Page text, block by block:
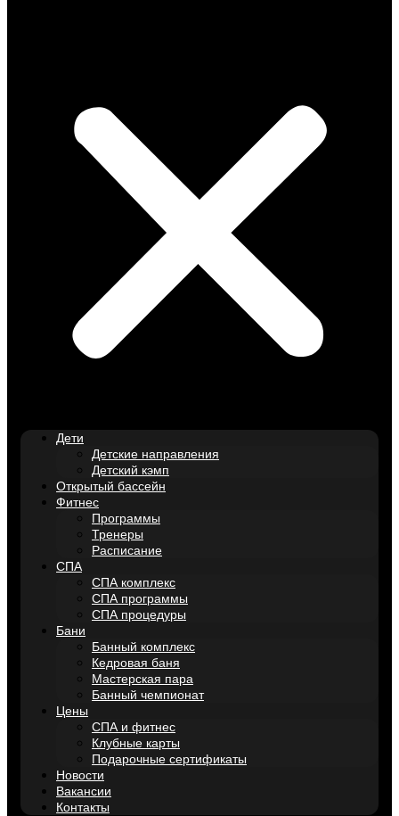
Дети
Детские направления
Детский кэмп
Открытый бассейн
Фитнес
Программы
Тренеры
Расписание
СПА
СПА комплекс
СПА программы
СПА процедуры
Бани
Банный комплекс
Кедровая баня
Мастерская пара
Банный чемпионат
Цены
СПА и фитнес
Клубные карты
Подарочные сертификаты
Новости
Вакансии
Контакты